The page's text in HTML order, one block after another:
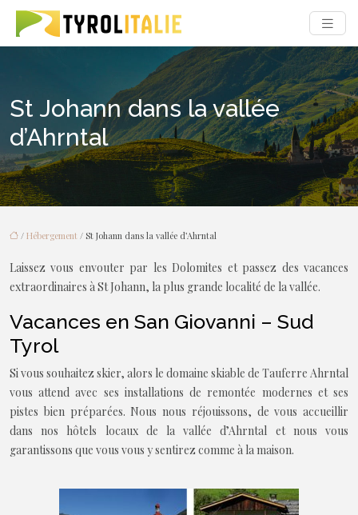
St Johann dans la vallée
d’Ahrntal
/ Hébergement / St Johann dans la vallée d’Ahrntal
Laissez vous envouter par les Dolomites et passez des vacances
extraordinaires à St Johann, la plus grande localité de la vallée.
Vacances en San Giovanni – Sud
Tyrol
Si vous souhaitez skier, alors le domaine skiable de Tauferre Ahrntal
vous attend avec ses installations de remontée modernes et ses
pistes bien préparées. Nous nous réjouissons, de vous accueillir
dans nos hôtels locaux de la vallée d’Ahrntal et nous vous
garantissons que vous vous y sentirez comme à la maison.